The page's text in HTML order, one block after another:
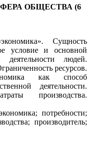
ОБЩЕСТВА (6
Сущность
условие и основной
людей.
ресурсов.
как способ
деятельности.
производства.
потребности;
производитель;